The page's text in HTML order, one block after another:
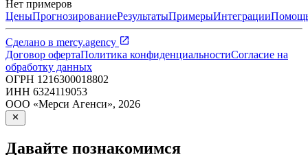
Нет примеров
ЦеныПрогнозированиеРезультатыПримерыИнтеграции
Сделано в mercy.agency
Договор офертаПолитика конфиденциальностиСогласие на
обработку данных
ОГРН 1216300018802
ИНН 6324119053
ООО «Мерси Агенси», 2026
Давайте познакомимся